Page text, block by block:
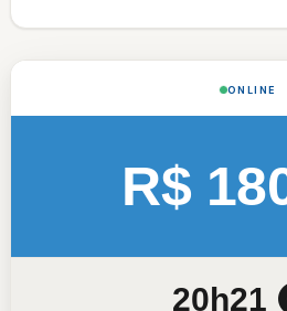
ONLINE
R$
20h21